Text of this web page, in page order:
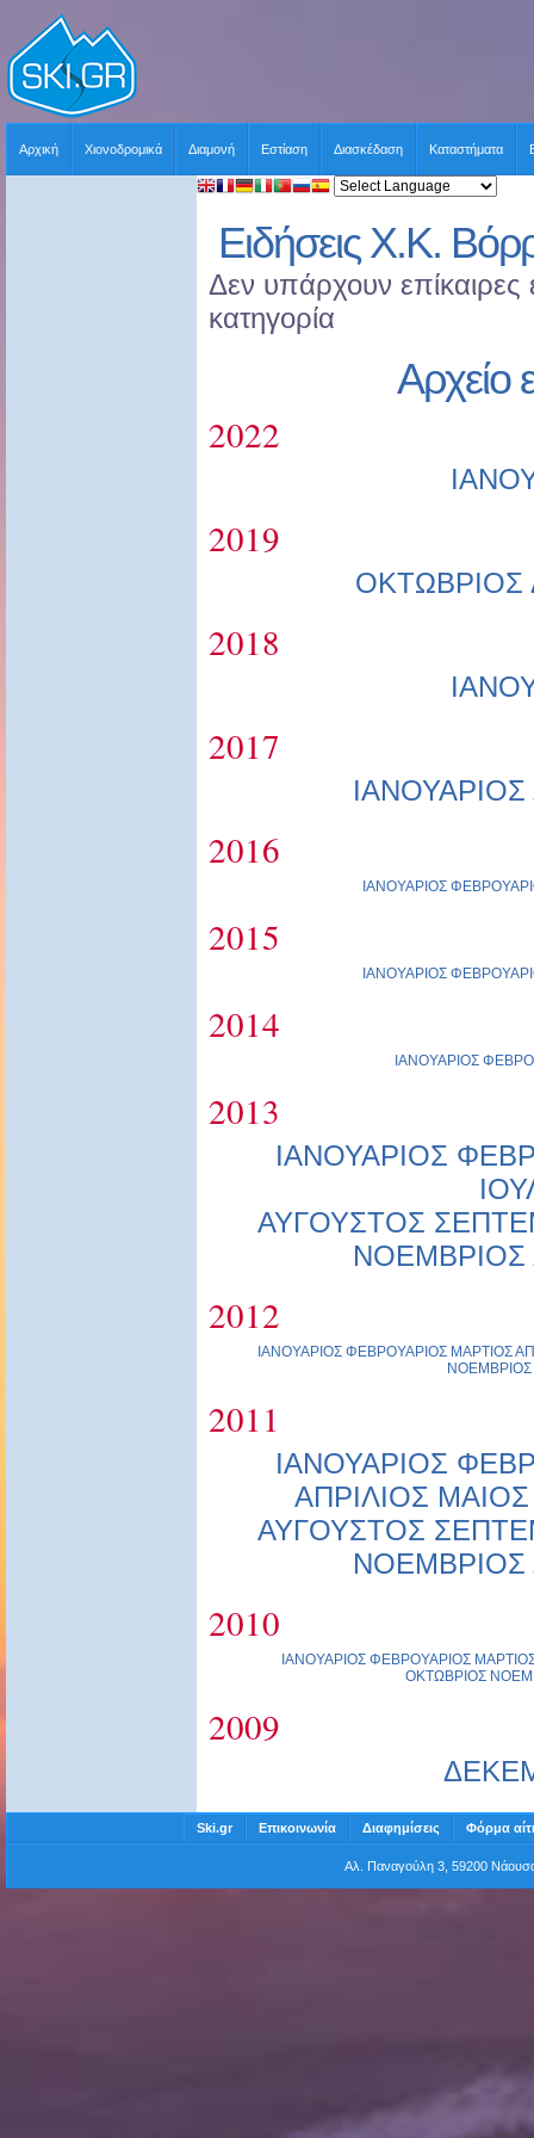
Αρχική Χιονοδρομικά Διαμονή Εστίαση Διασκέδαση Καταστήματα
Ειδήσεις Χ.Κ.
Δεν υπάρχουν επίκαιρες
κατηγορία
Αρχείο
2022
2019
ΟΚΤΩΒΡΙΟΣ
2018
2017
ΙΑΝΟΥΑΡΙΟΣ
2016
ΙΑΝΟΥΑΡΙΟΣ
2015
ΙΑΝΟΥΑΡΙΟΣ
2014
ΙΑΝΟΥΑΡΙΟΣ
2013
ΙΑΝΟΥΑΡΙΟΣ
ΑΥΓΟΥΣΤΟΣ
ΝΟΕΜΒΡΙΟΣ
2012
ΙΑΝΟΥΑΡΙΟΣ ΦΕΒΡΟΥΑΡΙΟΣ ΜΑΡΤΙΟΣ
ΝΟΕΜΒΡΙΟΣ
2011
ΙΑΝΟΥΑΡΙΟΣ
ΑΠΡΙΛΙΟΣ ΜΑΙΟΣ
ΑΥΓΟΥΣΤΟΣ
ΝΟΕΜΒΡΙΟΣ
2010
ΙΑΝΟΥΑΡΙΟΣ ΦΕΒΡΟΥΑΡΙΟΣ
ΟΚΤΩΒΡΙΟΣ
2009
Ski.gr Επικοινωνία Διαφημίσεις Φόρμα
Αλ. Παναγούλη 3, 59200